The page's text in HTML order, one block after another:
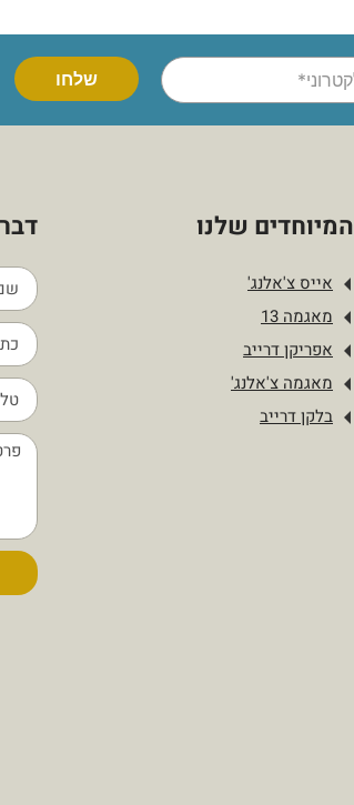
המיוחדים שלנו
אייס צ'אלנג'
מאגמה 13
אפריקן דרייב
מאגמה צ'אלנג'
בלקן דרייב